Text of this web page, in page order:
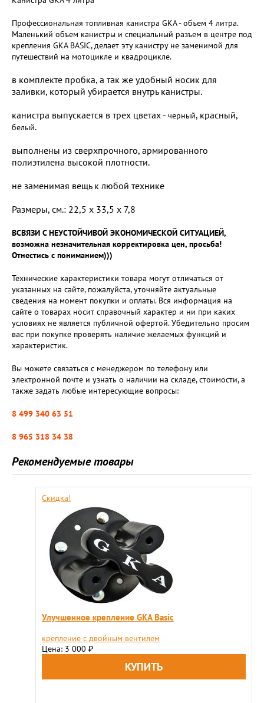
Профессиональная топливная канистра GKA - объем 4 литра.
Маленький объем канистры и специальный разъем в центре под
крепления GKA BASIC, делает эту канистру не заменимой для
путешествий на мотоцикле и квадроцикле.
в комплекте пробка, а так же удобный носик для
заливки, который убирается внутрь канистры.
канистра выпускается в трех цветах - черный, красный,
белый.
выполнены из сверхпрочного, армированного
полиэтилена высокой плотности.
не заменимая вещь к любой технике
Размеры, см.: 22,5 х 33,5 х 7,8
ВСВЯЗИ С НЕУСТОЙЧИВОЙ ЭКОНОМИЧЕСКОЙ СИТУАЦИЕЙ,
возможна незначительная корректировка цен, просьба!
Отнестись с пониманием)))
Технические характеристики товара могут отличаться от
указанных на сайте, пожалуйста, уточняйте актуальные
сведения на момент покупки и оплаты. Вся информация на
сайте о товарах носит справочный характер и ни при каких
условиях не является публичной офертой. Убедительно просим
вас при покупке проверять наличие желаемых функций и
характеристик.
Вы можете связаться с менеджером по телефону или
электронной почте и узнать о наличии на складе, стоимости, а
также задать любые интересующие вопросы:
8 499 340 63 51
8 965 318 34 38
Рекомендуемые товары
Скидка!
Улучшенное крепление GKA Basic
крепление с двойным вентилем
Цена: 3 000 ₽